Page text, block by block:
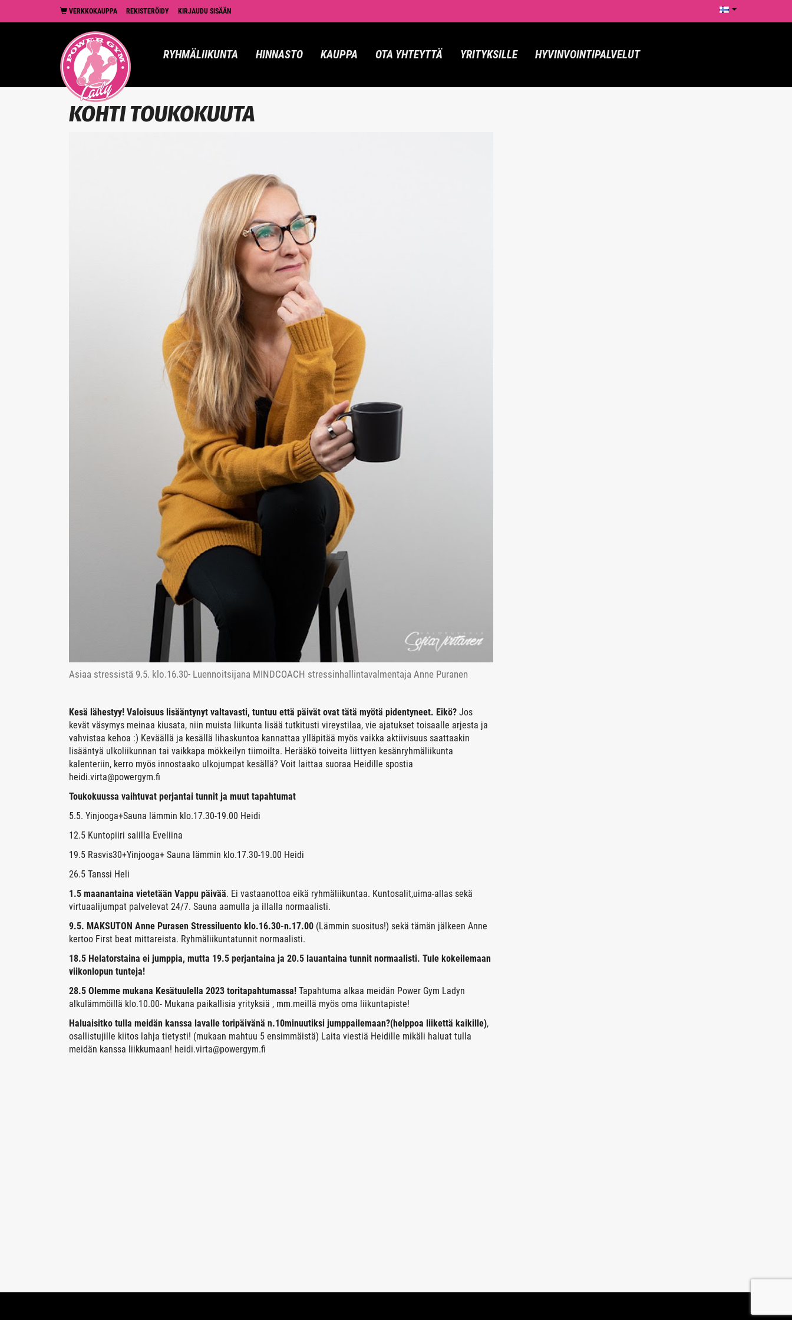
VERKKOKAUPPA REKISTERÖIDY KIRJAUDU SISÄÄN
RYHMÄLIIKUNTA HINNASTO KAUPPA OTA YHTEYTTÄ YRITYKSILLE HYVINVOINTIPALVELUT
KOHTI TOUKOKUUTA
Asiaa stressistä 9.5. klo.16.30- Luennoitsijana MINDCOACH stressinhallintavalmentaja Anne Puranen
Kesä lähestyy! Valoisuus lisääntynyt valtavasti, tuntuu että päivät ovat tätä myötä pidentyneet. Eikö? Jos
kevät väsymys meinaa kiusata, niin muista liikunta lisää tutkitusti vireystilaa, vie ajatukset toisaalle arjesta ja
vahvistaa kehoa :) Keväällä ja kesällä lihaskuntoa kannattaa ylläpitää myös vaikka aktiivisuus saattaakin
lisääntyä ulkoliikunnan tai vaikkapa mökkeilyn tiimoilta. Herääkö toiveita liittyen kesänryhmäliikunta
kalenteriin, kerro myös innostaako ulkojumpat kesällä? Voit laittaa suoraa Heidille spostia
heidi.virta@powergym.fi
Toukokuussa vaihtuvat perjantai tunnit ja muut tapahtumat
5.5. Yinjooga+Sauna lämmin klo.17.30-19.00 Heidi
12.5 Kuntopiiri salilla Eveliina
19.5 Rasvis30+Yinjooga+ Sauna lämmin klo.17.30-19.00 Heidi
26.5 Tanssi Heli
1.5 maanantaina vietetään Vappu päivää. Ei vastaanottoa eikä ryhmäliikuntaa. Kuntosalit,uima-allas sekä
virtuaalijumpat palvelevat 24/7. Sauna aamulla ja illalla normaalisti.
9.5. MAKSUTON Anne Purasen Stressiluento klo.16.30-n.17.00 (Lämmin suositus!) sekä tämän jälkeen Anne
kertoo First beat mittareista. Ryhmäliikuntatunnit normaalisti.
18.5 Helatorstaina ei jumppia, mutta 19.5 perjantaina ja 20.5 lauantaina tunnit normaalisti. Tule kokeilemaan
viikonlopun tunteja!
28.5 Olemme mukana Kesätuulella 2023 toritapahtumassa! Tapahtuma alkaa meidän Power Gym Ladyn
alkulämmöillä klo.10.00- Mukana paikallisia yrityksiä , mm.meillä myös oma liikuntapiste!
Haluaisitko tulla meidän kanssa lavalle toripäivänä n.10minuutiksi jumppailemaan?(helppoa liikettä kaikille),
osallistujille kiitos lahja tietysti! (mukaan mahtuu 5 ensimmäistä) Laita viestiä Heidille mikäli haluat tulla
meidän kanssa liikkumaan! heidi.virta@powergym.fi